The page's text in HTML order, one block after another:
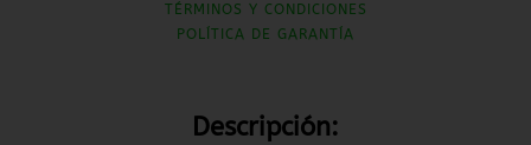
TÉRMINOS Y CONDICIONES
POLÍTICA DE GARANTÍA
Descripción: